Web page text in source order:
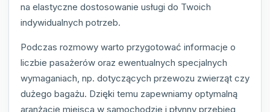
na elastyczne dostosowanie usługi do Twoich
indywidualnych potrzeb.
Podczas rozmowy warto przygotować informacje o
liczbie pasażerów oraz ewentualnych specjalnych
wymaganiach, np. dotyczących przewozu zwierząt czy
dużego bagażu. Dzięki temu zapewniamy optymalną
aranżację miejsca w samochodzie i płynny przebieg